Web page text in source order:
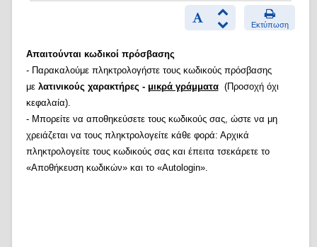
Εκτύπωση
Απαιτούνται κωδικοί πρόσβασης
- Παρακαλούμε πληκτρολογήστε τους κωδικούς πρόσβασης
με λατινικούς χαρακτήρες - μικρά γράμματα(Προσοχή όχι
κεφαλαία).
- Μπορείτε να αποθηκεύσετε τους κωδικούς σας, ώστε να μη
χρειάζεται να τους πληκτρολογείτε κάθε φορά: Αρχικά
πληκτρολογείτε τους κωδικούς σας και έπειτα τσεκάρετε το
«Αποθήκευση κωδικών» και το «Autologin».